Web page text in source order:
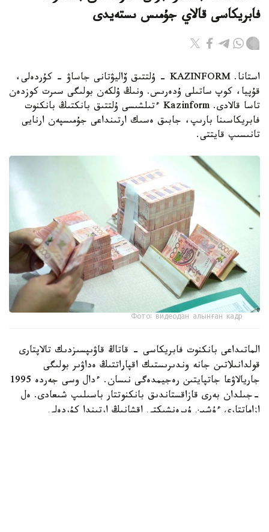
فابريكاسى قالاي جۇمىس ىستەيدى
استانا. KAZINFORM - ۇلتتىق ۆاليۋتانى جاساۋ - كۇردەلى،
قۇپيا، كوپ ساتىلى ۇدەرىس. ونىڭ ۇلكەن بولىگى سىرت كوزدەن
تاسا قالادى. Kazinform ءتىلشىسى ۇلتتىق بانكتىڭ بانكنوت
فابريكاسىنا بارىپ، جابىق ەسىك ارتىنداعى جۇمىسپەن ارنايى
تانىسىپ قايتتى.
Фото: видеодан алынған кадр
الماتىداعى بانكنوت فابريكاسى - قاتاڭ قاۋىپسىزدىك تالاپتارى
قولدانىلاتىن جانە وندىرىستىك اقپاراتتىڭ ەداۋىر بولىگى
جاريالاۋعا جاتپايتىن رەجيمدەگى نىسان. ءدال وسى جەردە 1995
-جىلدان بەرى قازاقستاندىق بانكنوتتار باسىلىپ شىعادى. ەل
ازاماتتارى ءۇشىن ۇيرەنشىكتى اقشانىڭ ارتىندا كۇردەلى